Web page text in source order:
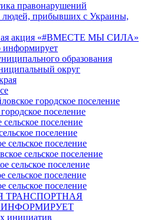
правонарушений
прибывших с Украины,
акция «#ВМЕСТЕ МЫ СИЛА»
информирует
образования
округ
городское поселение
поселение
сельское поселение
поселение
сельское поселение
сельское поселение
сельское поселение
сельское поселение
сельское поселение
ТРАНСПОРТНАЯ
ИНФОРМИРУЕТ
инициатив